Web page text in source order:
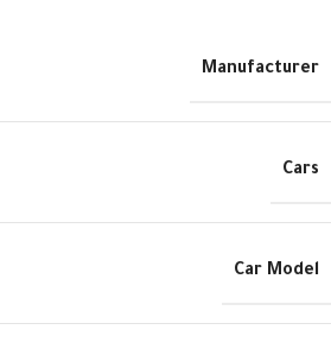
Manufacturer
Cars
Car Model